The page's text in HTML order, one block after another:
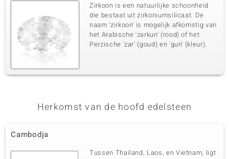
Zirkoon is een natuurlijke schoonheid
die bestaat uit zirkoniumsilicaat. De
naam 'zirkoon' is mogelijk afkomstig van
het Arabische 'zarkun' (rood) of het
Perzische 'zar' (goud) en 'gun' (kleur).
Herkomst van de hoofd edelsteen
Cambodja
Tussen Thailand, Laos, en Vietnam, ligt